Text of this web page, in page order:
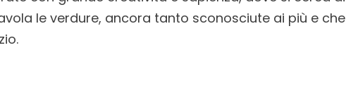
le verdure, ancora tanto sconosciute ai più e che